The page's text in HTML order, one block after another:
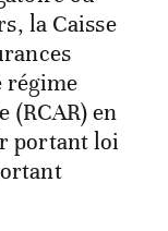
la Caisse
régime
en
portant loi